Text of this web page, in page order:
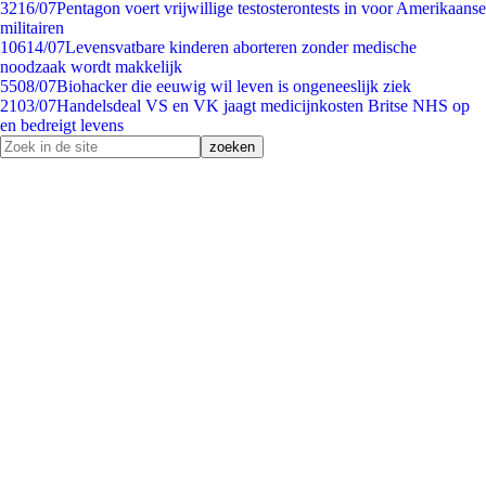
3216/07Pentagon voert vrijwillige testosterontests in voor Amerikaanse
militairen
10614/07Levensvatbare kinderen aborteren zonder medische
noodzaak wordt makkelijk
5508/07Biohacker die eeuwig wil leven is ongeneeslijk ziek
2103/07Handelsdeal VS en VK jaagt medicijnkosten Britse NHS op
en bedreigt levens